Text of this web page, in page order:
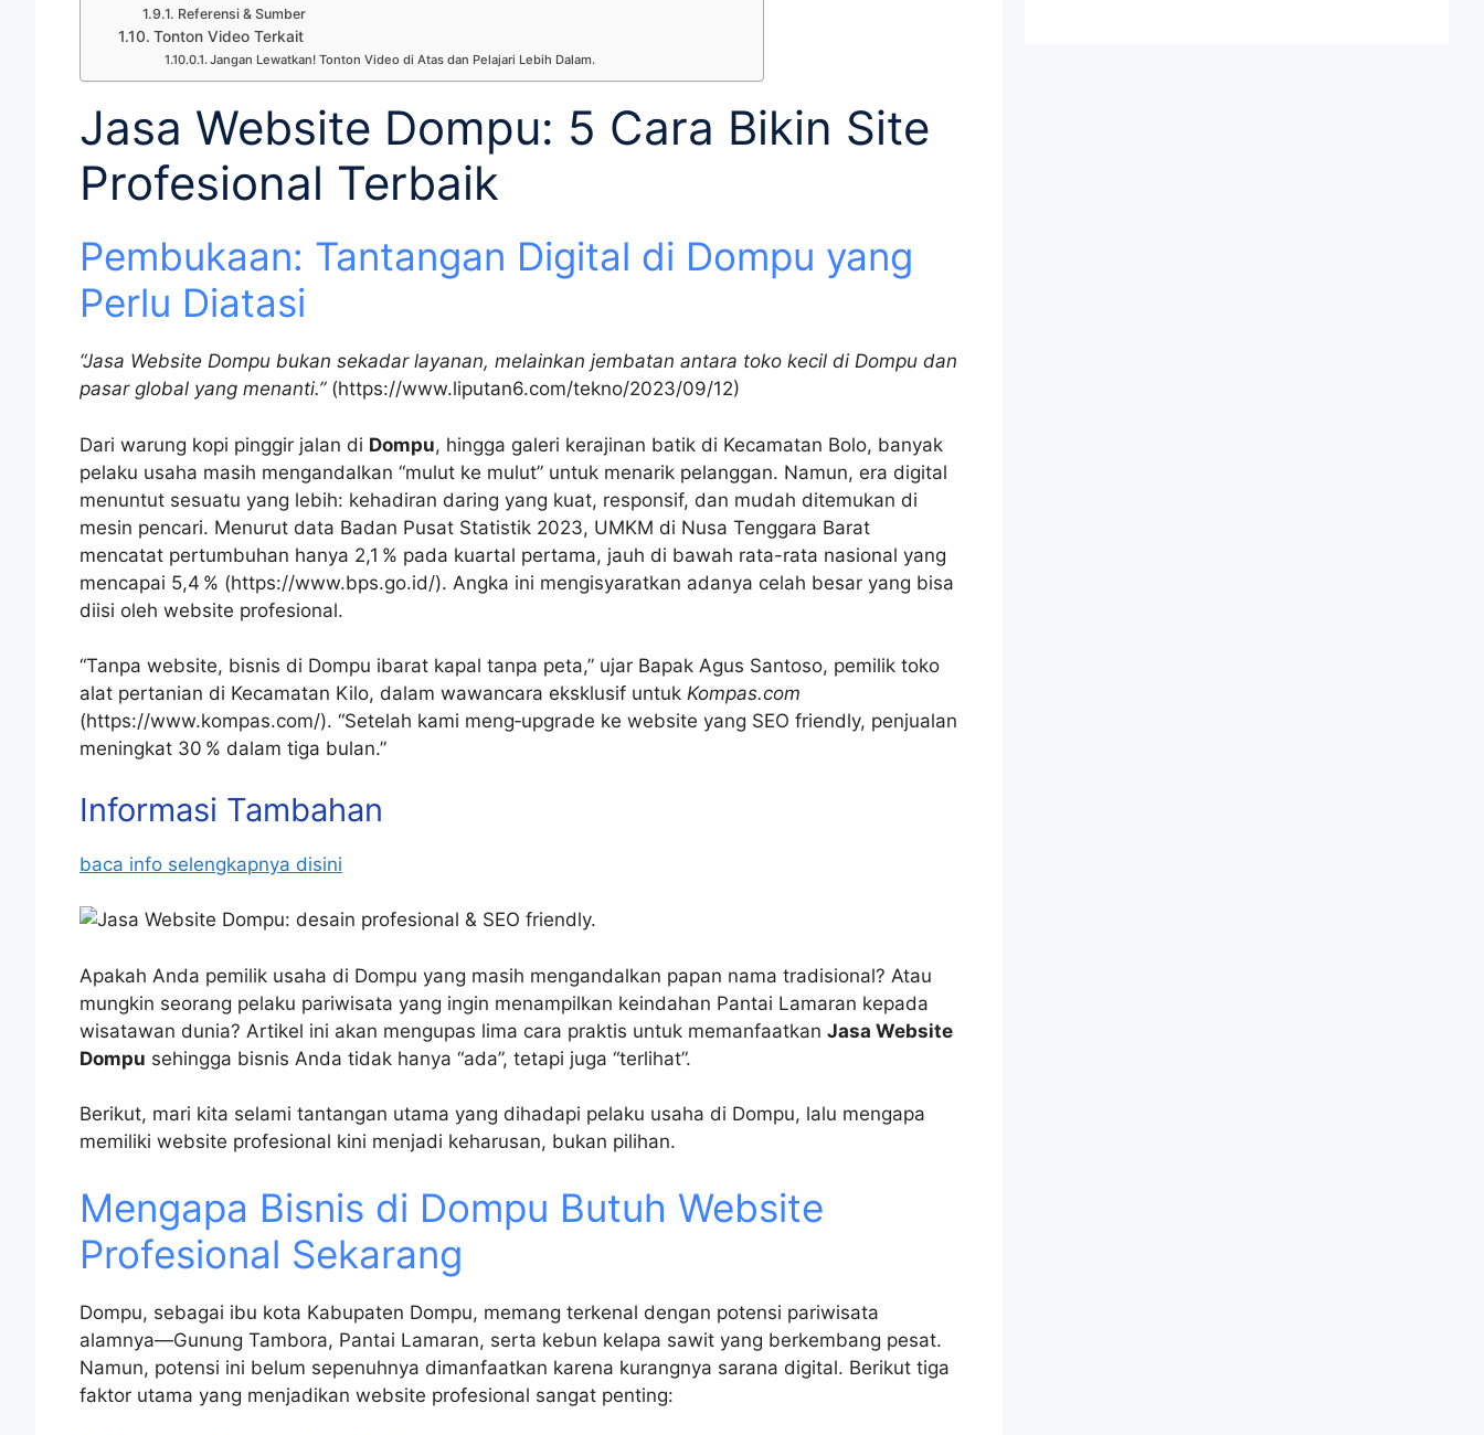
Referensi & Sumber
Tonton Video Terkait
Jangan Lewatkan! Tonton Video di Atas dan Pelajari Lebih Dalam.
Jasa Website Dompu: 5 Cara Bikin Site
Profesional Terbaik
Pembukaan: Tantangan Digital di Dompu yang
Perlu Diatasi
“Jasa Website Dompu bukan sekadar layanan, melainkan jembatan antara toko kecil di Dompu dan
pasar global yang menanti.”(https://www.liputan6.com/tekno/2023/09/12)
Dari warung kopi pinggir jalan di Dompu, hingga galeri kerajinan batik di Kecamatan Bolo, banyak
pelaku usaha masih mengandalkan “mulut ke mulut” untuk menarik pelanggan. Namun, era digital
menuntut sesuatu yang lebih: kehadiran daring yang kuat, responsif, dan mudah ditemukan di
mesin pencari. Menurut data Badan Pusat Statistik 2023, UMKM di Nusa Tenggara Barat
mencatat pertumbuhan hanya 2,1 % pada kuartal pertama, jauh di bawah rata-rata nasional yang
mencapai 5,4 % (https://www.bps.go.id/). Angka ini mengisyaratkan adanya celah besar yang bisa
diisi oleh website profesional.
“Tanpa website, bisnis di Dompu ibarat kapal tanpa peta,” ujar Bapak Agus Santoso, pemilik toko
alat pertanian di Kecamatan Kilo, dalam wawancara eksklusif untuk Kompas.com
(https://www.kompas.com/). “Setelah kami meng‑upgrade ke website yang SEO friendly, penjualan
meningkat 30 % dalam tiga bulan.”
Informasi Tambahan
baca info selengkapnya disini
Apakah Anda pemilik usaha di Dompu yang masih mengandalkan papan nama tradisional? Atau
mungkin seorang pelaku pariwisata yang ingin menampilkan keindahan Pantai Lamaran kepada
wisatawan dunia? Artikel ini akan mengupas lima cara praktis untuk memanfaatkan Jasa Website
Dompu sehingga bisnis Anda tidak hanya “ada”, tetapi juga “terlihat”.
Berikut, mari kita selami tantangan utama yang dihadapi pelaku usaha di Dompu, lalu mengapa
memiliki website profesional kini menjadi keharusan, bukan pilihan.
Mengapa Bisnis di Dompu Butuh Website
Profesional Sekarang
Dompu, sebagai ibu kota Kabupaten Dompu, memang terkenal dengan potensi pariwisata
alamnya—Gunung Tambora, Pantai Lamaran, serta kebun kelapa sawit yang berkembang pesat.
Namun, potensi ini belum sepenuhnya dimanfaatkan karena kurangnya sarana digital. Berikut tiga
faktor utama yang menjadikan website profesional sangat penting: